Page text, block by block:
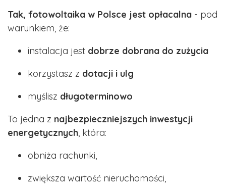
Tak, fotowoltaika w Polsce jest opłacalna - pod
warunkiem, że:
instalacja jest dobrze dobrana do zużycia
korzystasz z dotacji i ulg
myślisz długoterminowo
To jedna z najbezpieczniejszych inwestycji
energetycznych, która:
obniża rachunki,
zwiększa wartość nieruchomości,